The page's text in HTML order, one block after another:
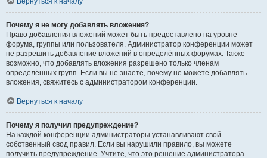
Почему я не могу добавлять вложения?
Право добавления вложений может быть предоставлено на уровне
форума, группы или пользователя. Администратор конференции может
не разрешить добавление вложений в определённых форумах. Также
возможно, что добавлять вложения разрешено только членам
определённых групп. Если вы не знаете, почему не можете добавлять
вложения, свяжитесь с администратором конференции.
Вернуться к началу
Почему я получил предупреждение?
На каждой конференции администраторы устанавливают свой
собственный свод правил. Если вы нарушили правило, вы можете
получить предупреждение. Учтите, что это решение администратора